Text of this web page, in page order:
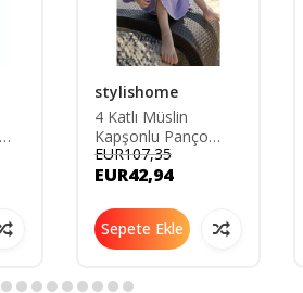
stylishome
4 Katlı Müslin
Kapşonlu Panço
Çocuk Bornoz Plaj
Banyo Prenses Tacı
EUR107,35
EUR42,94
Sepete Ekle